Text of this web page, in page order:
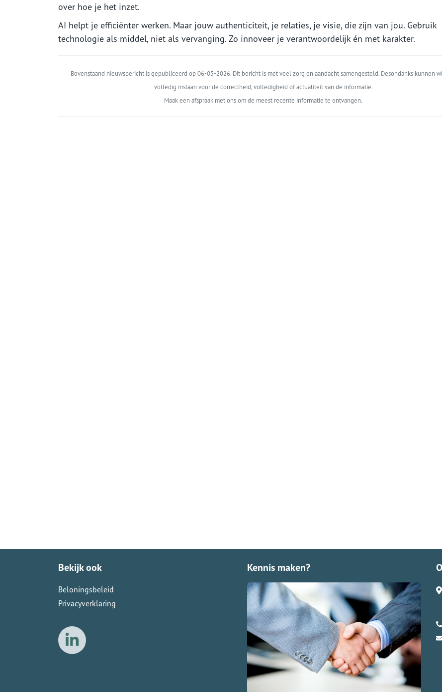
over hoe je het inzet.
AI helpt je efficiënter werken. Maar jouw authenticiteit, je relaties, je visie, die zijn van jou. Gebruik
technologie als middel, niet als vervanging. Zo innoveer je verantwoordelijk én met karakter.
Bovenstaand nieuwsbericht is gepubliceerd op 06-05-2026. Dit bericht is met veel zorg en aandacht samengesteld. Desondanks kunnen
volledig instaan voor de correctheid, volledigheid of actualiteit van de informatie.
Maak een afspraak met ons om de meest recente informatie te ontvangen.
Bekijk ook
Beloningsbeleid
Privacyverklaring
Kennis maken?